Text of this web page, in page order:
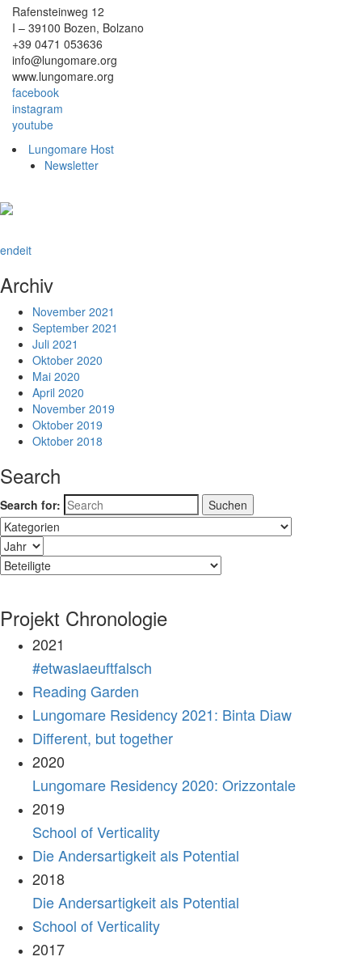
Rafensteinweg 12
I – 39100 Bozen, Bolzano
+39 0471 053636
info@lungomare.org
www.lungomare.org
facebook
instagram
youtube
Lungomare Host
Newsletter
endeit
Archiv
November 2021
September 2021
Juli 2021
Oktober 2020
Mai 2020
April 2020
November 2019
Oktober 2019
Oktober 2018
Search
Search for:
Projekt Chronologie
2021
#etwaslaeuftfalsch
Reading Garden
Lungomare Residency 2021: Binta Diaw
Different, but together
2020
Lungomare Residency 2020: Orizzontale
2019
School of Verticality
Die Andersartigkeit als Potential
2018
Die Andersartigkeit als Potential
School of Verticality
2017